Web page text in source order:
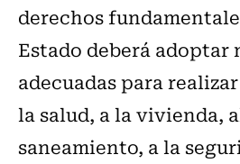
derechos
Estado deberá adoptar
adecuadas para
la salud, a la vivienda,
saneamiento, a la